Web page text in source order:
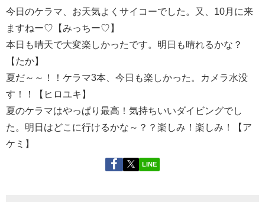
今日のケラマ、お天気よくサイコーでした。又、10月に来
ますねー♡【みっちー♡】
本日も晴天で大変楽しかったです。明日も晴れるかな？
【たか】
夏だ～～！！ケラマ3本、今日も楽しかった。カメラ水没
す！！【ヒロユキ】
夏のケラマはやっぱり最高！気持ちいいダイビングでし
た。明日はどこに行けるかな～？？楽しみ！楽しみ！【ア
ケミ】
LINE